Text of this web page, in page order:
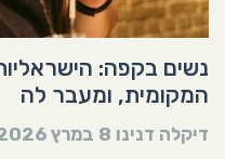
נשים בקפה:
המקומית, ומעבר לה
דיקלה דנינו 8 במרץ 2026